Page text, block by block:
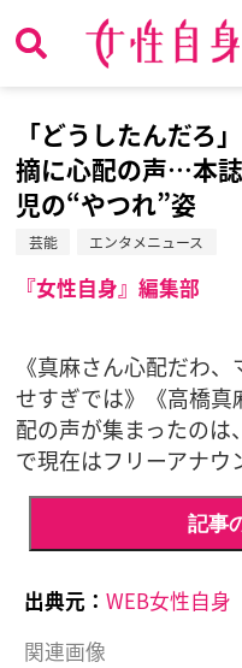
「どうしたんだ
摘に心配の声…本
児の“やつれ”姿
芸能 エンタメニュース
『女性自身』編集部
《真麻さん心配だわ
せすぎでは》《高橋
配の声が集まったのは
で現在はフリーアナ
記事
出典元： WEB女性自身
関連画像